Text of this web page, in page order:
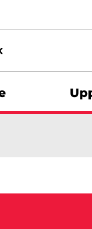
by word